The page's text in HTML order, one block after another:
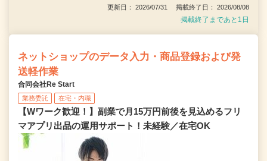
更新日： 2026/07/31 掲載終了日： 2026/08/08
掲載終了まであと1日
ネットショップのデータ入力・商品登録および発
送軽作業
合同会社Re Start
業務委託 在宅・内職
【Wワーク歓迎！】副業で月15万円前後を見込めるフリ
マアプリ出品の運用サポート！未経験／在宅OK